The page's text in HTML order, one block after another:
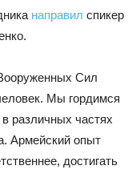
направил спикер
Сил
Мы гордимся
различных частях
Армейский опыт
достигать